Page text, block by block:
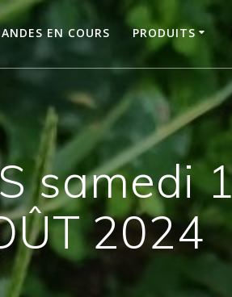
EN COURS PRODUITS
samedi
2024